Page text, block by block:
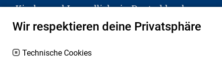
Kinder und Jugendliche in Deutschland
haben aber große Schwierigkeiten dabei.
an Familien sowie an Erzieher*innen,
Wir respektieren deine Privatsphäre
Technische Cookies